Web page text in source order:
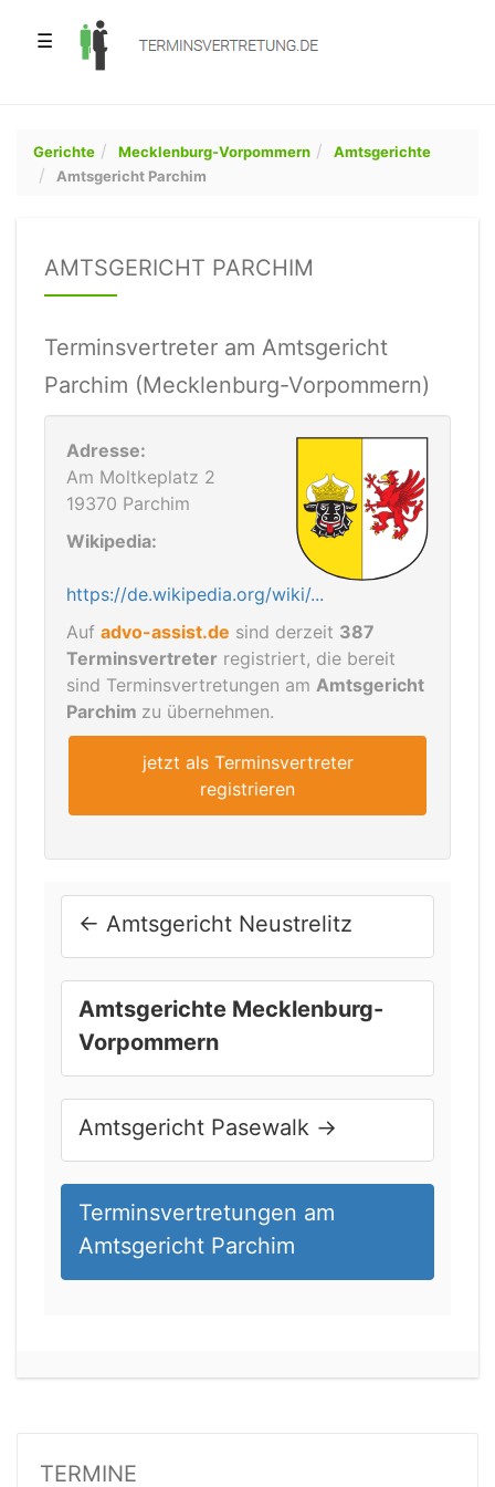
☰
Gerichte Mecklenburg-Vorpommern
Amtsgerichte
Amtsgericht Parchim
AMTSGERICHT PARCHIM
Terminsvertreter am Amtsgericht
Parchim (Mecklenburg-Vorpommern)
Adresse:
Am Moltkeplatz 2
19370 Parchim
Wikipedia:
https://de.wikipedia.org/wiki/...
Auf advo-assist.de sind derzeit 387
Terminsvertreter registriert, die bereit
sind Terminsvertretungen am Amtsgericht
Parchim zu übernehmen.
jetzt als Terminsvertreter
registrieren
← Amtsgericht Neustrelitz
Amtsgerichte Mecklenburg-
Vorpommern
Amtsgericht Pasewalk →
Terminsvertretungen am
Amtsgericht Parchim
TERMINE
Status: offen